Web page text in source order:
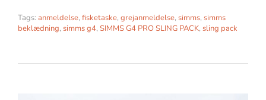
Tags: anmeldelse, fisketaske, grejanmeldelse, simms, simms
beklædning, simms g4, SIMMS G4 PRO SLING PACK, sling pack